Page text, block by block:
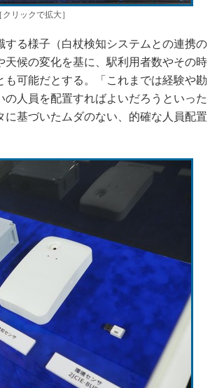
リックで拡大］
る様子（白杖検知システムとの連携の
候の変化を基に、駅利用者数やその時
可能だとする。「これまでは経験や勘
人員を配置すればよいだろうといった
基づいたムダのない、的確な人員配置